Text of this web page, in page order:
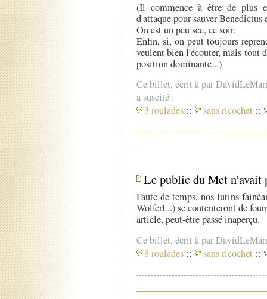
(Il commence à être de plus
d'attaque pour sauver Benedictus
On est un peu sec, ce soir.
Enfin, si, on peut toujours
veulent bien l'écouter, mais tout
position dominante...)
Ce billet, écrit à par
a suscité :
3 roulades :: sans ricochet ::
Le public du Met n'avait
Faute de temps, nos lutins
Wolferl...) se contenteront de
article, peut-être passé inaperçu.
Ce billet, écrit à par
8 roulades :: sans ricochet ::